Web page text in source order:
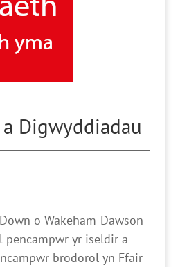
Digwyddiadau
o Wakeham-Dawson
yr iseldir a
brodorol yn Ffair